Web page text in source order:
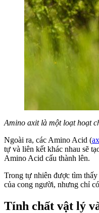
Amino axit là một loạt hoạt
Ngoài ra, các Amino Acid (
tự và liên kết khác nhau sẽ
Amino Acid cấu thành lên.
Trong tự nhiên được tìm
của cong người, nhưng chỉ
Tính chất vật lý